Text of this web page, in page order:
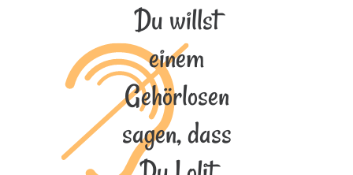
Du willst
einem
Gehörlosen
sagen, dass